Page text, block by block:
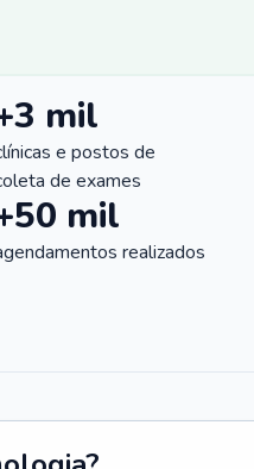
mil
e postos de
de exames
mil
realizados